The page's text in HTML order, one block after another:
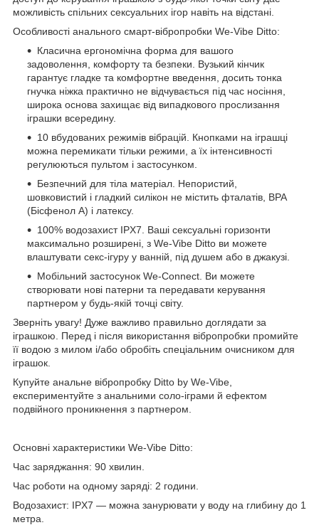
можливість спільних сексуальних ігор навіть на відстані.
Особливості анального смарт-вібропробки We-Vibe Ditto:
Класична ергономічна форма для вашого
задоволення, комфорту та безпеки. Вузький кінчик
гарантує гладке та комфортне введення, досить тонка
гнучка ніжка практично не відчувається під час носіння,
широка основа захищає від випадкового прослизання
іграшки всередину.
10 вбудованих режимів вібрацій. Кнопками на іграшці
можна перемикати тільки режими, а їх інтенсивності
регулюються пультом і застосунком.
Безпечний для тіла матеріал. Непористий,
шовковистий і гладкий силікон не містить фталатів, BPA
(Бісфенол А) і латексу.
100% водозахист IPX7. Ваші сексуальні горизонти
максимально розширені, з We-Vibe Ditto ви можете
влаштувати секс-ігуру у ванній, під душем або в джакузі.
Мобільний застосунок We-Connect. Ви можете
створювати нові патерни та передавати керування
партнером у будь-якій точці світу.
Зверніть увагу! Дуже важливо правильно доглядати за
іграшкою. Перед і після використання вібропробки промийте
її водою з милом і/або обробіть спеціальним очисником для
іграшок.
Купуйте анальне вібропробку Ditto by We-Vibe,
експериментуйте з анальними соло-іграми й ефектом
подвійного проникнення з партнером.
Основні характеристики We-Vibe Ditto:
Час заряджання: 90 хвилин.
Час роботи на одному заряді: 2 години.
Водозахист: IPX7 — можна занурювати у воду на глибину до 1
метра.